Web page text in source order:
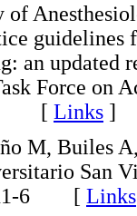
guidelines
an updated
Force on
81 [ Links ]
M, Builes
San
111-6 [ Links